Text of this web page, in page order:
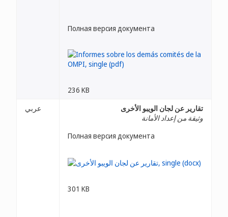
Полная версия документа
236 KB
عربي
تقارير عن لجان الويبو الأخرى
وثيقة من إعداد الأمانة
Полная версия документа
301 KB